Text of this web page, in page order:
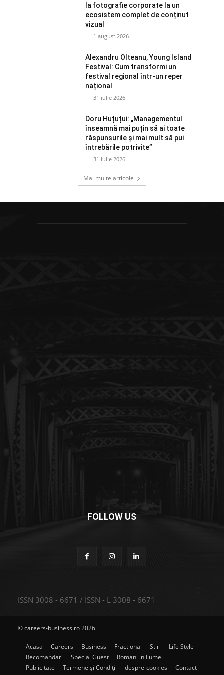
la fotografie corporate la un
ecosistem complet de conținut
vizual
1 august 2026
Alexandru Olteanu, Young Island
Festival: Cum transformi un
festival regional într-un reper
național
31 iulie 2026
Doru Huțuțui: „Managementul
înseamnă mai puțin să ai toate
răspunsurile și mai mult să pui
întrebările potrivite”
31 iulie 2026
Mai multe articole
FOLLOW US
ISSN 3008 - 6671 / ISSN - L 3008 - 6671
© careers-business.ro 2026
Acasa Careers Business Fractional Stiri
Life Style
Recomandari
Special Guest
Romani in Lume
Publicitate
Termene și Condiții despre-cookies Contact